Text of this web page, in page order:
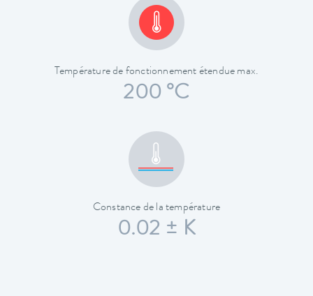
Température de fonctionnement étendue max.
200 °C
Constance de la température
0.02 ± K